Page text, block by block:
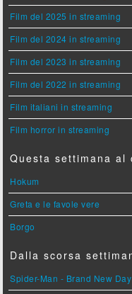
Film del 2025 in streaming
Film del 2024 in streaming
Film del 2023 in streaming
Film del 2022 in streaming
Film italiani in streaming
Film horror in streaming
Questa settimana al
Hokum
Greta e le favole vere
Borgo
Dalla scorsa
Spider-Man - Brand New Day